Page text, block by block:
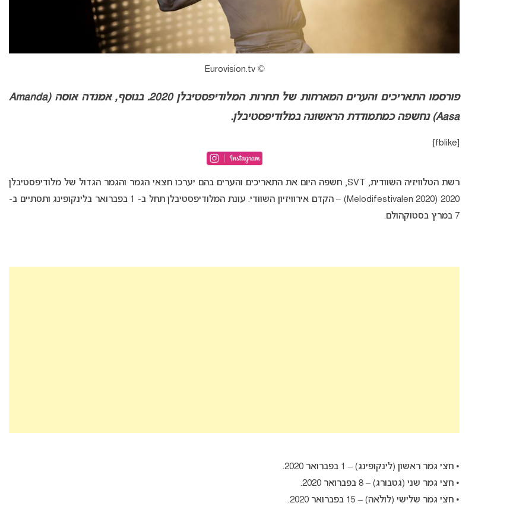
© Eurovision.tv
פורסמו התאריכים והערים המארחות של תחרות המלודיפסטיבלן 2020. בנוסף, אמנדה אוסה (Amanda
Aasa) נחשפה כמתמודדת הראשונה במלודיפסטיבלן.
רשת הטלוויזיה השוודית, SVT, חשפה היום את התאריכים והערים בהם יערכו חצאי הגמר והגמר הגדול של מלודיפסטיבלן
2020 (Melodifestivalen 2020) – הקדם אירוויזיון השוודי. עונת המלודיפסטיבלן תחל ב- 1 בפברואר בלינקופינג ותסתיים ב-
7 במרץ בסטוקהולם.
• חצי גמר ראשון (לינקופינג) – 1 בפברואר 2020.
• חצי גמר שני (גטבורג) – 8 בפברואר 2020.
• חצי גמר שלישי (לולאה) – 15 בפברואר 2020.